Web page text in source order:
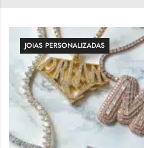
JOIAS PERSONALIZADAS